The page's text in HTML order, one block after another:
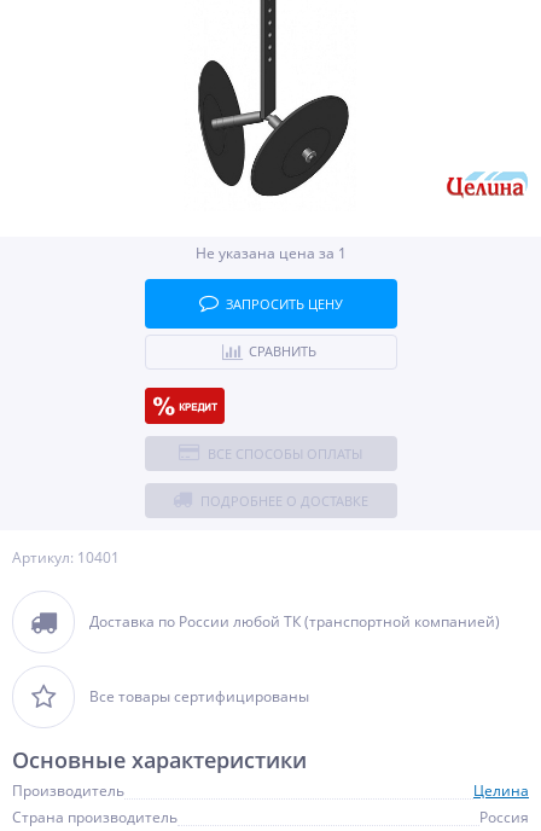
Артикул: 10401
Доставка по России любой ТК (транспортной компанией)
Все товары сертифицированы
Не указана цена за 1
ЗАПРОСИТЬ ЦЕНУ
СРАВНИТЬ
ВСЕ СПОСОБЫ ОПЛАТЫ
ПОДРОБНЕЕ О ДОСТАВКЕ
Основные характеристики
Производитель
Целина
Страна производитель
Россия